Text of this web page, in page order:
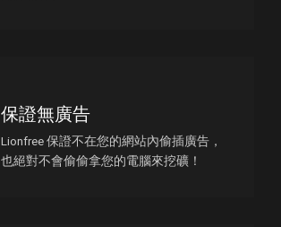
保證無廣告
Lionfree 保證不在您的網站內偷插廣告，
也絕對不會偷偷拿您的電腦來挖礦！